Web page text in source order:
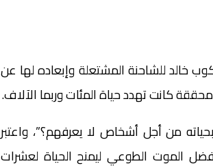
خالد للشاحنة المشتعلة وإبعاده لها عن
كانت تهدد حياة المئات وربما الآلاف.
من أجل أشخاص لا يعرفهم؟”، واعتبر
الموت الطوعي ليمنح الحياة لعشرات